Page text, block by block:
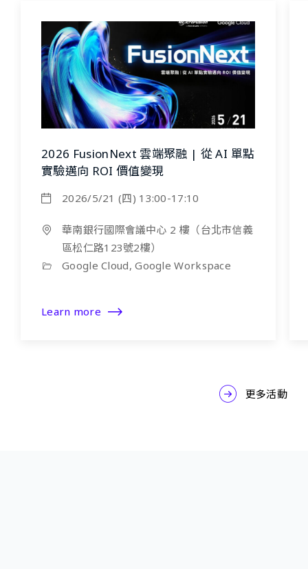
2026 FusionNext 雲端聚融 | 從 AI 單點
實驗邁向 ROI 價值變現
2026/5/21 (四) 13:00-17:10
華南銀行國際會議中心 2 樓（台北市信義
區松仁路123號2樓）
Google Cloud, Google Workspace
Learn more
更多活動